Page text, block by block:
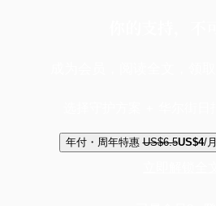
年付・周年特惠 US$6.5US$4/月